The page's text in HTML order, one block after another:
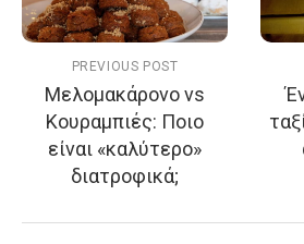
PREVIOUS POST
Μελομακάρονο vs
Κουραμπιές: Ποιο
είναι «καλύτερο»
διατροφικά;